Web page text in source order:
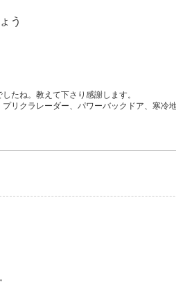
う
たね。教えて下さり感謝します。
リクラレーダー、パワーバックドア、寒冷地